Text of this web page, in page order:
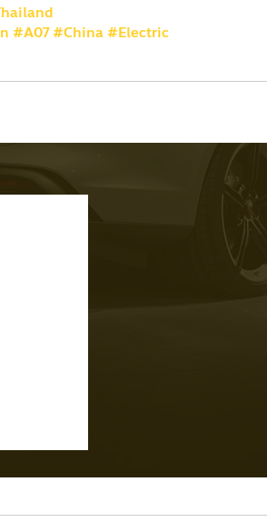
#A07#China#Electric